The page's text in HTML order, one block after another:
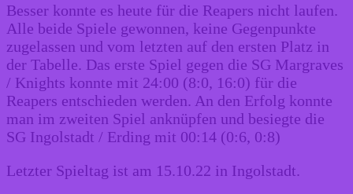
Besser konnte es heute für die Reapers nicht laufen.
Alle beide Spiele gewonnen, keine Gegenpunkte
zugelassen und vom letzten auf den ersten Platz in
der Tabelle. Das erste Spiel gegen die SG Margraves
/ Knights konnte mit 24:00 (8:0, 16:0) für die
Reapers entschieden werden. An den Erfolg konnte
man im zweiten Spiel anknüpfen und besiegte die
SG Ingolstadt / Erding mit 00:14 (0:6, 0:8)
Letzter Spieltag ist am 15.10.22 in Ingolstadt.